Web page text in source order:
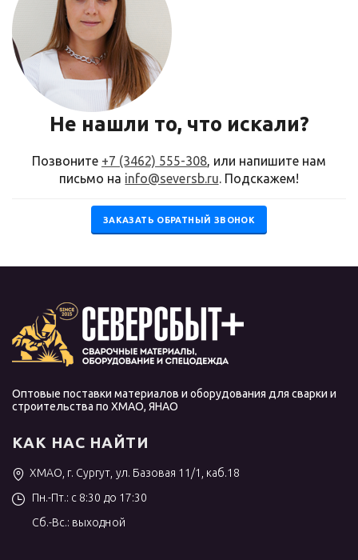
Не нашли то, что искали?
Позвоните +7 (3462) 555-308, или напишите нам
письмо на info@seversb.ru. Подскажем!
ЗАКАЗАТЬ ОБРАТНЫЙ ЗВОНОК
Оптовые поставки материалов и оборудования для сварки и
строительства по ХМАО, ЯНАО
КАК НАС НАЙТИ
ХМАО, г. Сургут, ул. Базовая 11/1, каб.18
Пн.-Пт.: с 8:30 до 17:30
Сб.-Вс.: выходной